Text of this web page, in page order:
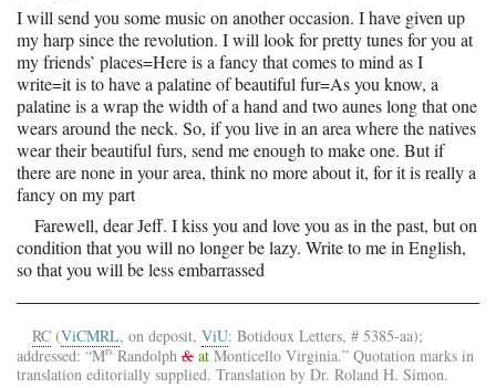
I will send you some music on another occasion. I have given up
my harp since the revolution. I will look for pretty tunes for you at
my friends’ places=Here is a fancy that comes to mind as I
write=it is to have a palatine of beautiful fur=As you know, a
palatine is a wrap the width of a hand and two aunes long that one
wears around the neck. So, if you live in an area where the natives
wear their beautiful furs, send me enough to make one. But if
there are none in your area, think no more about it, for it is really a
fancy on my part
Farewell, dear Jeff. I kiss you and love you as in the past, but on
condition that you will no longer be lazy. Write to me in English,
so that you will be less embarrassed
RC (ViCMRL, on deposit, ViU: Botidoux Letters, # 5385-aa);
addressed: “Mrs Randolph & at Monticello Virginia.” Quotation marks in
translation editorially supplied. Translation by Dr. Roland H. Simon.